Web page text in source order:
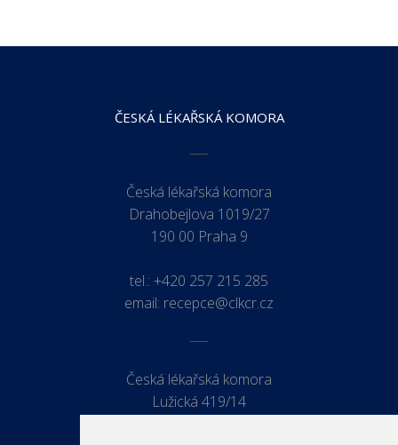
ČESKÁ LÉKAŘSKÁ KOMORA
Česká lékařská komora
Drahobejlova 1019/27
190 00 Praha 9
tel.: +420 257 215 285
email: recepce@clkcr.cz
Česká lékařská komora
Lužická 419/14